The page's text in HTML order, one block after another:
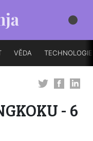
VĚDA TECHNOLOGIE
- 6